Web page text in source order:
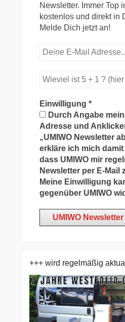
Newsletter. Immer Top
kostenlos und direkt in
Melde Dich jetzt an!
Einwilligung*
Durch Angabe
Adresse und
„UMIWO Newsletter
erkläre ich mich
dass UMIWO mir
Newsletter per E-Mail
Meine Einwilligung
gegenüber UMIWO
+++ wird regelmäßig